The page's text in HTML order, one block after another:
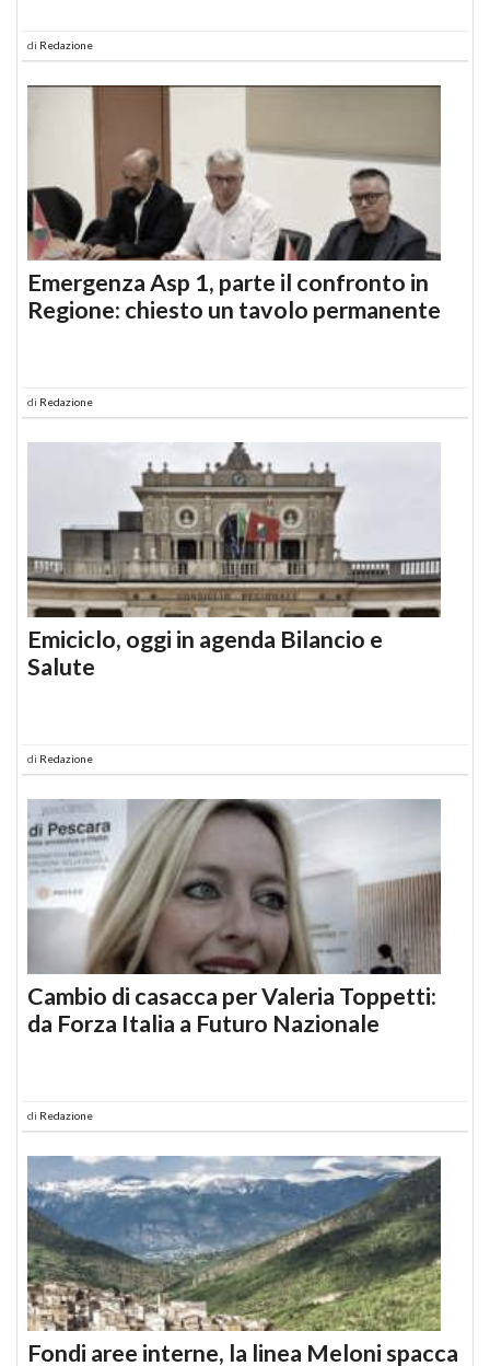
di Redazione
Emergenza Asp 1, parte il confronto in
Regione: chiesto un tavolo permanente
di Redazione
Emiciclo, oggi in agenda Bilancio e
Salute
di Redazione
Cambio di casacca per Valeria Toppetti:
da Forza Italia a Futuro Nazionale
di Redazione
Fondi aree interne, la linea Meloni spacca